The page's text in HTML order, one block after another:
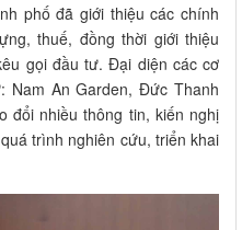
phố đã giới thiệu các chính
thuế, đồng thời giới thiệu
gọi đầu tư. Đại diện các cơ
Nam An Garden, Đức Thanh
đổi nhiều thông tin, kiến nghị
trình nghiên cứu, triển khai